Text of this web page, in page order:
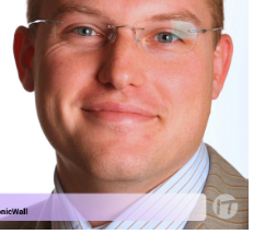
ARGENTINA
MÉXICO